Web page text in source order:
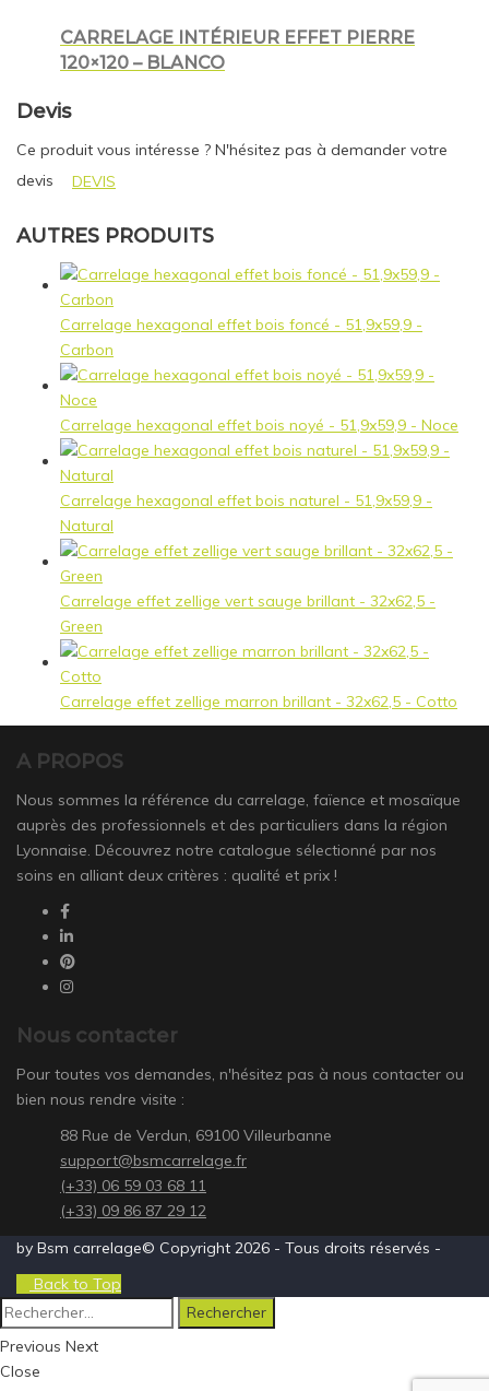
CARRELAGE INTÉRIEUR EFFET PIERRE
120×120 – BLANCO
Devis
Ce produit vous intéresse ? N'hésitez pas à demander votre
devis
DEVIS
AUTRES PRODUITS
Carrelage hexagonal effet bois foncé - 51,9x59,9 -
Carbon
Carrelage hexagonal effet bois noyé - 51,9x59,9 - Noce
Carrelage hexagonal effet bois naturel - 51,9x59,9 -
Natural
Carrelage effet zellige vert sauge brillant - 32x62,5 -
Green
Carrelage effet zellige marron brillant - 32x62,5 - Cotto
A PROPOS
Nous sommes la référence du carrelage, faïence et mosaïque
auprès des professionnels et des particuliers dans la région
Lyonnaise. Découvrez notre catalogue sélectionné par nos
soins en alliant deux critères : qualité et prix !
Nous contacter
Pour toutes vos demandes, n'hésitez pas à nous contacter ou
bien nous rendre visite :
88 Rue de Verdun, 69100 Villeurbanne
support@bsmcarrelage.fr
(+33) 06 59 03 68 11
(+33) 09 86 87 29 12
by Bsm carrelage© Copyright 2026 - Tous droits réservés -
Back to Top
Rechercher :
Previous Next
Close